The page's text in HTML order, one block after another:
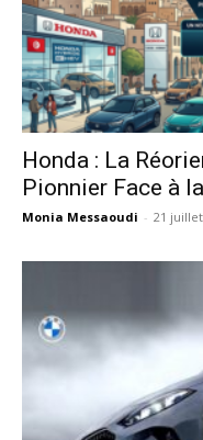
Honda : La
Pionnier Face à
Monia Messaoudi - 21